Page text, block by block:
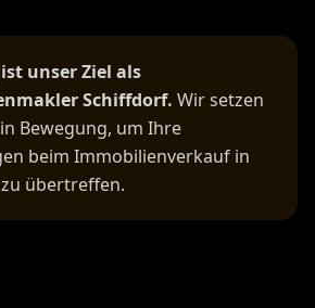
unser Ziel als
Schiffdorf. Wir setzen
Bewegung, um Ihre
beim Immobilienverkauf in
übertreffen.